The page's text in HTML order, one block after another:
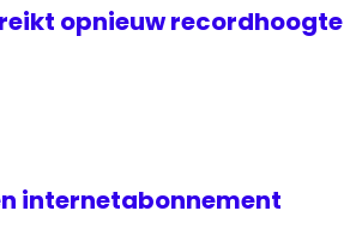
opnieuw recordhoogte
internetabonnement